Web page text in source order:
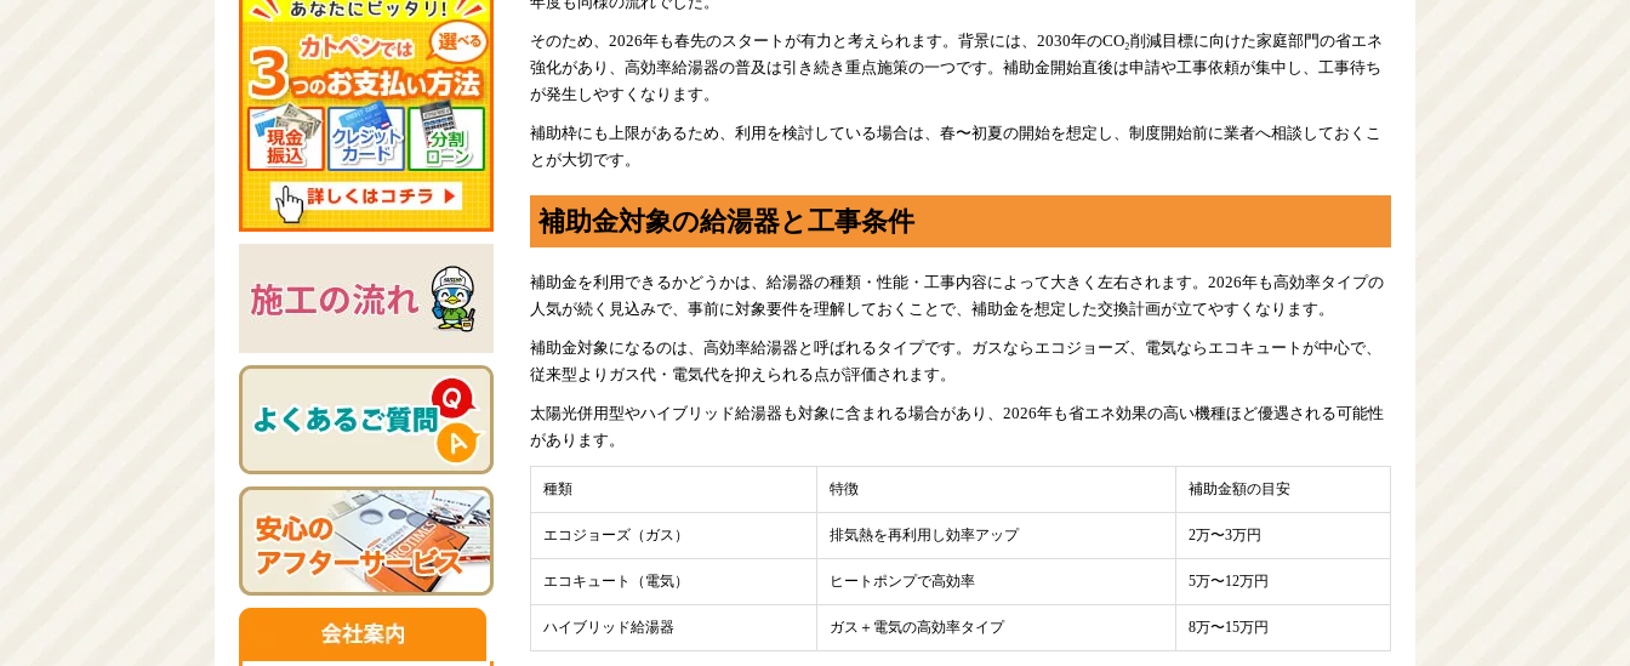
そのため、2026年も春先のスタートが有力と考えられます。背景には、2030年のCO₂削減目標に向けた家庭部門の省エネ
強化があり、高効率給湯器の普及は引き続き重点施策の一つです。補助金開始直後は申請や工事依頼が集中し、工事待ち
が発生しやすくなります。
補助枠にも上限があるため、利用を検討している場合は、春〜初夏の開始を想定し、制度開始前に業者へ相談しておくこ
とが大切です。
補助金対象の給湯器と工事条件
補助金を利用できるかどうかは、給湯器の種類・性能・工事内容によって大きく左右されます。2026年も高効率タイプの
人気が続く見込みで、事前に対象要件を理解しておくことで、補助金を想定した交換計画が立てやすくなります。
補助金対象になるのは、高効率給湯器と呼ばれるタイプです。ガスならエコジョーズ、電気ならエコキュートが中心で、
従来型よりガス代・電気代を抑えられる点が評価されます。
太陽光併用型やハイブリッド給湯器も対象に含まれる場合があり、2026年も省エネ効果の高い機種ほど優遇される可能性
があります。
種類 特徴 補助金額の目安
エコジョーズ（ガス） 排気熱を再利用し効率アップ 2万〜3万円
エコキュート（電気） ヒートポンプで高効率 5万〜12万円
ハイブリッド給湯器 ガス＋電気の高効率タイプ 8万〜15万円